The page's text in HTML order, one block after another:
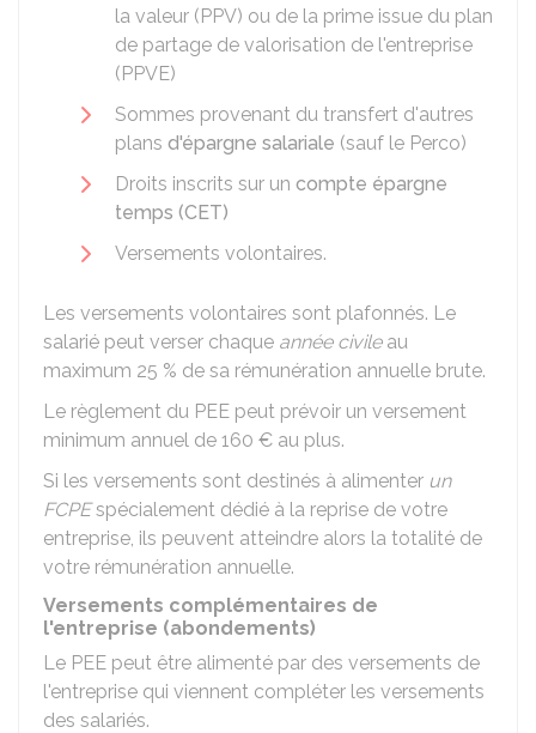
la valeur (PPV) ou de la prime issue du plan
de partage de valorisation de l'entreprise
(PPVE)
Sommes provenant du transfert d'autres
plans d'épargne salariale (sauf le Perco)
Droits inscrits sur un compte épargne
temps (CET)
Versements volontaires.
Les versements volontaires sont plafonnés. Le
salarié peut verser chaque année civileau
maximum 25 % de sa rémunération annuelle brute.
Le règlement du PEE peut prévoir un versement
minimum annuel de 160 € au plus.
Si les versements sont destinés à alimenter un
FCPEspécialement dédié à la reprise de votre
entreprise, ils peuvent atteindre alors la totalité de
votre rémunération annuelle.
Versements complémentaires de
l'entreprise (abondements)
Le PEE peut être alimenté par des versements de
l'entreprise qui viennent compléter les versements
des salariés.